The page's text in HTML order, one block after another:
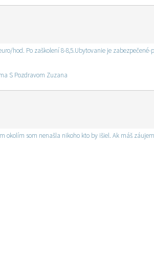
hod. Po zaškolení 8-8,5.Ubytovanie je zabezpečené-
S Pozdravom Zuzana
som nenašla nikoho kto by išiel. Ak máš